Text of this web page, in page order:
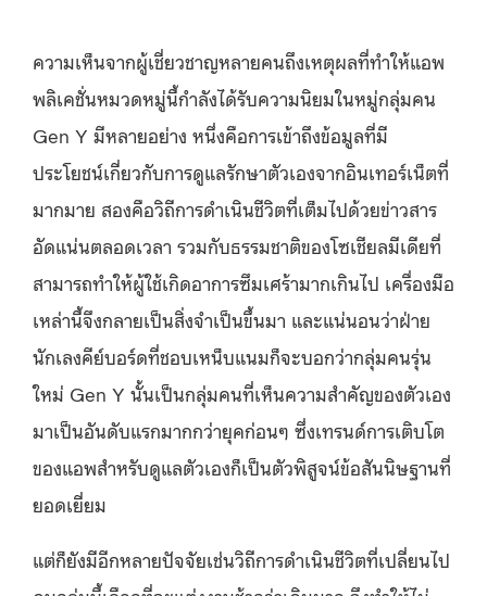
ความเห็นจากผู้เชี่ยวชาญหลายคนถึงเหตุผลที่ทำให้แอพ
พลิเคชั่นหมวดหมู่นี้กำลังได้รับความนิยมในหมู่กลุ่มคน
Gen Y มีหลายอย่าง หนึ่งคือการเข้าถึงข้อมูลที่มี
ประโยชน์เกี่ยวกับการดูแลรักษาตัวเองจากอินเทอร์เน็ตที่
มากมาย สองคือวิถีการดำเนินชีวิตที่เต็มไปด้วยข่าวสาร
อัดแน่นตลอดเวลา รวมกับธรรมชาติของโซเชียลมีเดียที่
สามารถทำให้ผู้ใช้เกิดอาการซึมเศร้ามากเกินไป เครื่องมือ
เหล่านี้จึงกลายเป็นสิ่งจำเป็นขึ้นมา และแน่นอนว่าฝ่าย
นักเลงคีย์บอร์ดที่ชอบเหน็บแนมก็จะบอกว่ากลุ่มคนรุ่น
ใหม่ Gen Y นั้นเป็นกลุ่มคนที่เห็นความสำคัญของตัวเอง
มาเป็นอันดับแรกมากกว่ายุคก่อนๆ ซึ่งเทรนด์การเติบโต
ของแอพสำหรับดูแลตัวเองก็เป็นตัวพิสูจน์ข้อสันนิษฐานที่
ยอดเยี่ยม
แต่ก็ยังมีอีกหลายปัจจัยเช่นวิถีการดำเนินชีวิตที่เปลี่ยนไป